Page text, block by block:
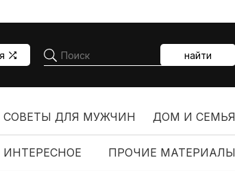
найти
СОВЕТЫ ДЛЯ МУЖЧИН ДОМ И СЕМЬЯ
ПРОЧИЕ МАТЕРИАЛЫ